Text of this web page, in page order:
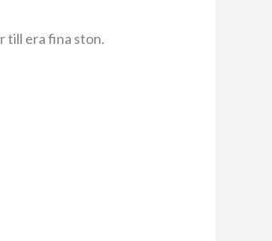
till era fina ston.